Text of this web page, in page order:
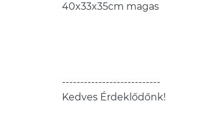
40x33x35cm magas
---------------------------
Kedves Érdeklődőnk!